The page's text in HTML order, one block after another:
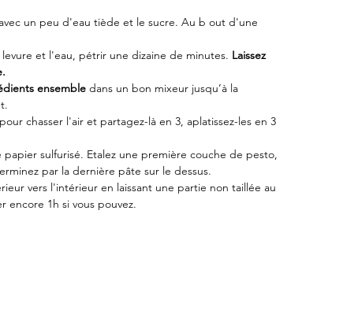
un peu d'eau tiède et le sucre. Au b out d'une
et l'eau, pétrir une dizaine de minutes. Laissez
ensemble dans un bon mixeur jusqu’à la
chasser l'air et partagez-là en 3, aplatissez-les en 3
sulfurisé. Etalez une première couche de pesto,
par la dernière pâte sur le dessus.
vers l'intérieur en laissant une partie non taillée au
encore 1h si vous pouvez.